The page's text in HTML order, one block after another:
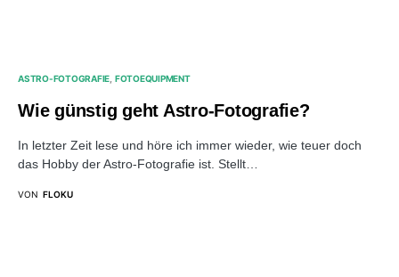
ASTRO-FOTOGRAFIE FOTOEQUIPMENT
Wie günstig geht Astro-Fotografie?
In letzter Zeit lese und höre ich immer wieder, wie teuer doch
das Hobby der Astro-Fotografie ist. Stellt…
VON FLOKU